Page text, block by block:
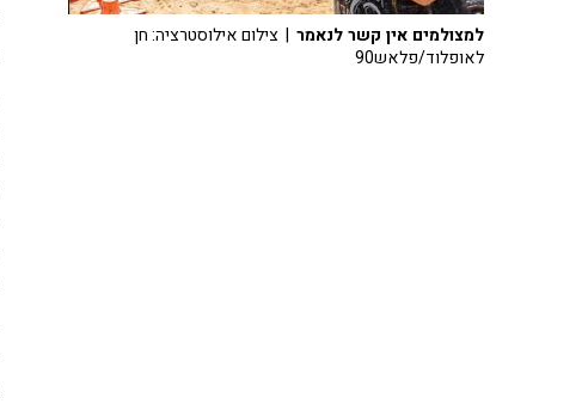
למצולמים אין קשר לנאמר | צילום אילוסטרציה: חן
לאופלוד/פלאש90